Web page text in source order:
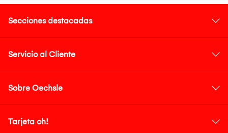
Secciones destacadas
Servicio al Cliente
Sobre Oechsle
Tarjeta oh!